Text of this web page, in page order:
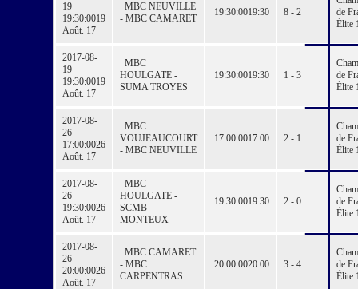
19
19:30:0019
Août. 17
MBC NEUVILLE
- MBC CAMARET
19:30:0019:30 8 - 2
de
Élite
2017-08-
19
19:30:0019
Août. 17
MBC
HOULGATE -
SUMA TROYES
19:30:0019:30 1 - 3
de
Élite
2017-08-
26
17:00:0026
Août. 17
MBC
VOUJEAUCOURT
- MBC NEUVILLE
17:00:0017:00 2 - 1
de
Élite
2017-08-
26
19:30:0026
Août. 17
MBC
HOULGATE -
SCMB
MONTEUX
19:30:0019:30 2 - 0
de
Élite
2017-08-
26
20:00:0026
Août. 17
MBC CAMARET
- MBC
CARPENTRAS
20:00:0020:00 3 - 4
de
Élite